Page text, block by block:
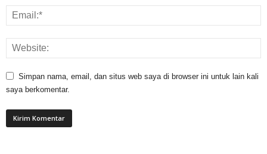
Simpan nama, email, dan situs web saya di browser ini untuk lain kali
saya berkomentar.